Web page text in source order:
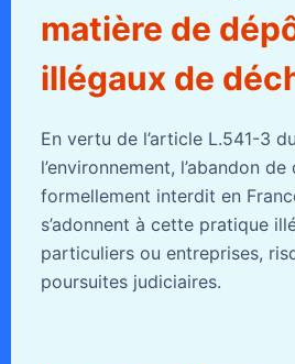
matière de
illégaux de
En vertu de l’article L.541-3
l’environnement, l’abandon
formellement interdit en
s’adonnent à cette pratique
particuliers ou entreprises,
poursuites judiciaires.